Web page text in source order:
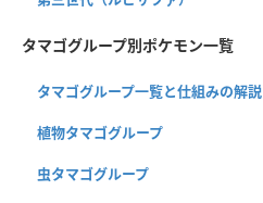
タマゴグループ別ポケモン一覧
タマゴグループ一覧と仕組みの解説
植物タマゴグループ
虫タマゴグループ